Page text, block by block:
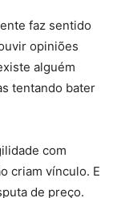
faz sentido
opiniões
alguém
tentando bater
com
criam vínculo. E
de preço.